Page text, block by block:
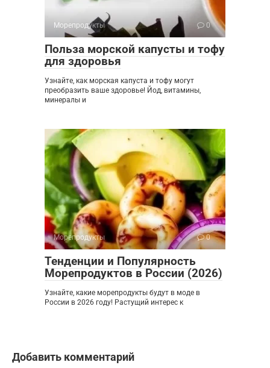
Морепродукты 0
Польза морской капусты и тофу
для здоровья
Узнайте, как морская капуста и тофу могут
преобразить ваше здоровье! Йод, витамины,
минералы и
Морепродукты 0
Тенденции и Популярность
Морепродуктов в России (2026)
Узнайте, какие морепродукты будут в моде в
России в 2026 году! Растущий интерес к
Добавить комментарий